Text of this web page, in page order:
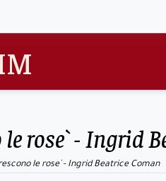
le rose` - Ingrid
le rose` - Ingrid Beatrice Coman